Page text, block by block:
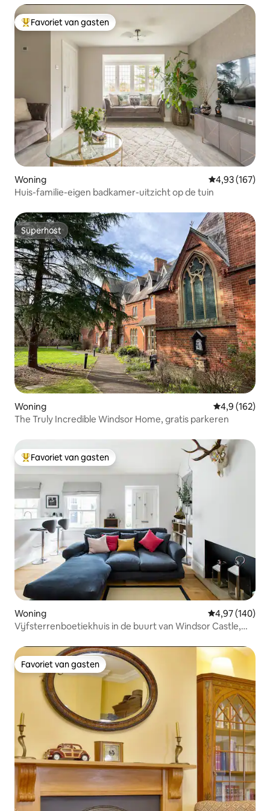
Topfavoriet van gasten
Favoriet van gasten
Woning Gemiddelde
4,93 (167)
Huis-familie-eigen badkamer-uitzicht op de tuin
Superhost
Superhost
Woning Gemiddelde
4,9 (162)
The Truly Incredible Windsor Home, gratis parkeren
Topfavoriet van gasten
Favoriet van gasten
Woning Gemiddelde
4,97 (140)
Vijfsterrenboetiekhuis in de buurt van Windsor Castle,
Favoriet van gasten
Favoriet van gasten